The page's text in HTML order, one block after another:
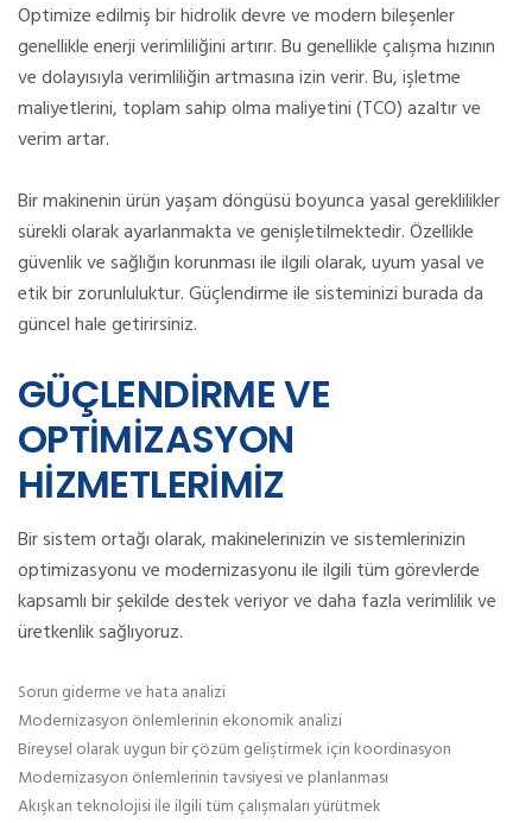
Optimize edilmiş bir hidrolik devre ve modern bileşenler
genellikle enerji verimliliğini artırır.Bu genellikle çalışma hızının
ve dolayısıyla verimliliğin artmasına izin verir.Bu, işletme
maliyetlerini, toplam sahip olma maliyetini (TCO) azaltır ve
verim artar.
Bir makinenin ürün yaşam döngüsü boyunca yasal gereklilikler
sürekli olarak ayarlanmakta ve genişletilmektedir.Özellikle
güvenlik ve sağlığın korunması ile ilgili olarak, uyum yasal ve
etik bir zorunluluktur.Güçlendirme ile sisteminizi burada da
güncel hale getirirsiniz.
GÜÇLENDİRME VE
OPTİMİZASYON
HİZMETLERİMİZ
Bir sistem ortağı olarak, makinelerinizin ve sistemlerinizin
optimizasyonu ve modernizasyonu ile ilgili tüm görevlerde
kapsamlı bir şekilde destek veriyor ve daha fazla verimlilik ve
üretkenlik sağlıyoruz.
Sorun giderme ve hata analizi
Modernizasyon önlemlerinin ekonomik analizi
Bireysel olarak uygun bir çözüm geliştirmek için koordinasyon
Modernizasyon önlemlerinin tavsiyesi ve planlanması
Akışkan teknolojisi ile ilgili tüm çalışmaları yürütmek